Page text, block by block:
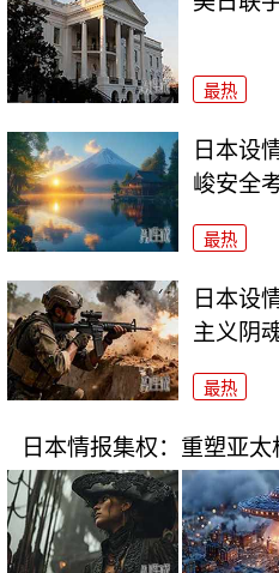
最热
日本设
峻安全
最热
日本设
主义阴
最热
日本情报集权：重塑亚